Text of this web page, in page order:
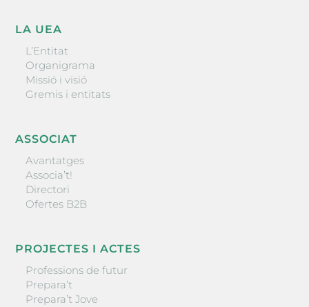
LA UEA
L’Entitat
Organigrama
Missió i visió
Gremis i entitats
ASSOCIAT
Avantatges
Associa’t!
Directori
Ofertes B2B
PROJECTES I ACTES
Professions de futur
Prepara’t
Prepara’t Jove